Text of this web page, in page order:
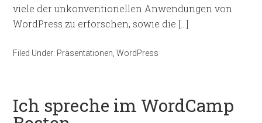
viele der unkonventionellen Anwendungen von
WordPress zu erforschen, sowie die […]
Filed Under: Präsentationen ,WordPress
Ich spreche im WordCamp